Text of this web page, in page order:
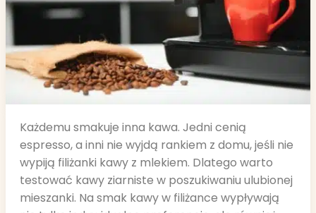
Każdemu smakuje inna kawa. Jedni cenią
espresso, a inni nie wyjdą rankiem z domu, jeśli nie
wypiją filiżanki kawy z mlekiem. Dlatego warto
testować kawy ziarniste w poszukiwaniu ulubionej
mieszanki. Na smak kawy w filiżance wypływają